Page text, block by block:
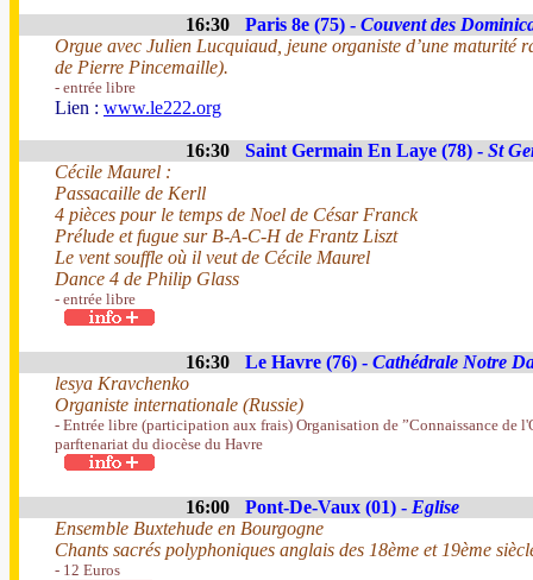
16:30 Paris 8e (75) - Couvent des
Orgue avec Julien Lucquiaud, jeune organiste d’une maturité
de Pierre Pincemaille).
- entrée libre
Lien : www.le222.org
16:30 Saint Germain En Laye (78) - St
Cécile Maurel :
Passacaille de Kerll
4 pièces pour le temps de Noel de César Franck
Prélude et fugue sur B-A-C-H de Frantz Liszt
Le vent souffle où il veut de Cécile Maurel
Dance 4 de Philip Glass
- entrée libre
16:30 Le Havre (76) - Cathédrale Notre
lesya Kravchenko
Organiste internationale (Russie)
- Entrée libre (participation aux frais) Organisation de ”Connaissance de
parftenariat du diocèse du Havre
16:00 Pont-De-Vaux (01) - Eglise
Ensemble Buxtehude en Bourgogne
Chants sacrés polyphoniques anglais des 18ème et 19ème
- 12 Euros